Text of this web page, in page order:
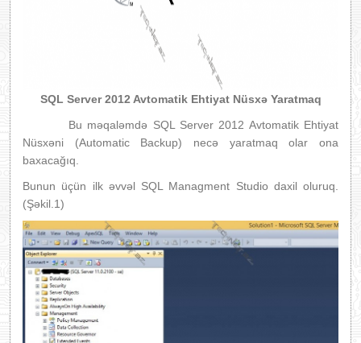
SQL Server 2012 Avtomatik Ehtiyat Nüsxə Yaratmaq
Bu məqaləmdə SQL Server 2012 Avtomatik Ehtiyat
Nüsxəni (Automatic Backup) necə yaratmaq olar ona
baxacağıq.
Bunun üçün ilk əvvəl SQL Managment Studio daxil oluruq.
(Şəkil.1)